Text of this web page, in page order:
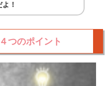
！
つのポイント